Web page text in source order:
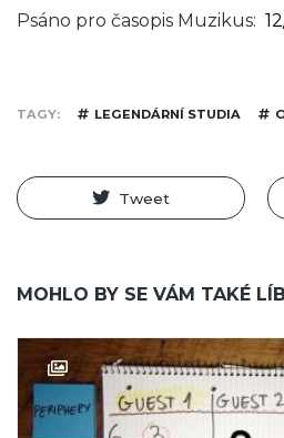
Psáno pro časopis Muzikus
TAGY LEGENDÁRNÍ STUDIA
Tweet
MOHLO BY SE VÁM TAKÉ